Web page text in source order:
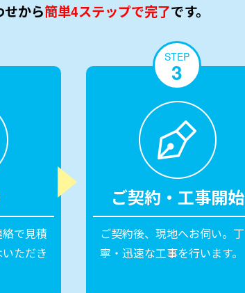
せから簡単4ステップで完了です。
で見積
ただき
STEP
3
ご契約・工事開始
ご契約後、現地へお伺い。丁
寧・迅速な工事を行います。